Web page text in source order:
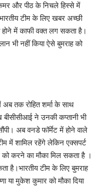
और पीठ के निचले हिस्से में
टीम के लिए खबर अच्छी
होने में काफी वक्त लग सकता है।
भी नहीं किया ऐसे बुमराह को
तक रोहित शर्मा के साथ
ने उनकी कप्तानी भी
अब वनडे फॉर्मेट में होने वाले
में शामिल रहेंगे लेकिन एक्सपर्ट
को करने का मौका मिल सकता है ।
है।भारतीय टीम के लिए बुमराह
या मुकेश कुमार को मौका दिया